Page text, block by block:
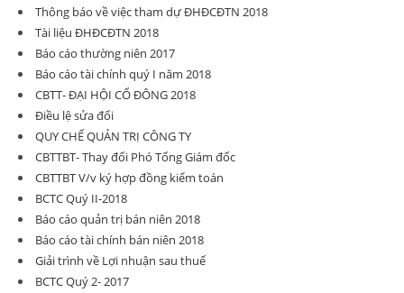
Thông báo về việc tham dự ĐHĐCĐTN 2018
Tài liệu ĐHĐCĐTN 2018
Báo cáo thường niên 2017
Báo cáo tài chính quý I năm 2018
CBTT- ĐẠI HỘI CỔ ĐÔNG 2018
Điều lệ sửa đổi
QUY CHẾ QUẢN TRỊ CÔNG TY
CBTTBT- Thay đổi Phó Tổng Giám đốc
CBTTBT V/v ký hợp đồng kiểm toán
BCTC Quý II-2018
Báo cáo quản trị bán niên 2018
Báo cáo tài chính bán niên 2018
Giải trình về Lợi nhuận sau thuế
BCTC Quý 2- 2017